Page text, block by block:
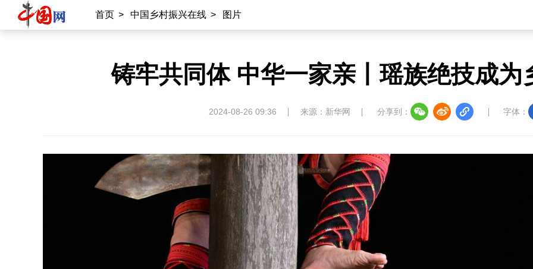
首页 > 中国乡村振兴在线 > 图片
铸牢共同体 中华一家亲丨瑶族绝技成为
2024-08-26 09:36 来源：新华网 分享到： 字体：